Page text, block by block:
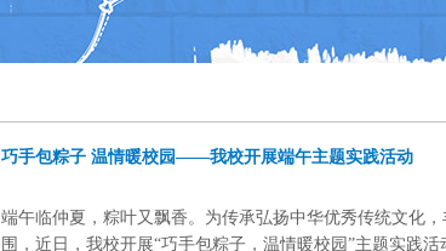
巧手包粽子 温情暖校园——我校开展端午主题实践活动
端午临仲夏，粽叶又飘香。为传承弘扬中华优秀传统文化
围，近日，我校开展“巧手包粽子，温情暖校园”主题实践